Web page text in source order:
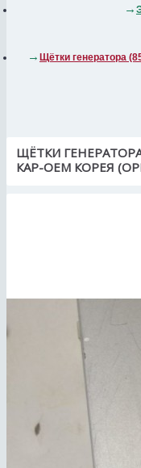
Щётки генератора
ЩЁТКИ
КАР-ОЕМ КОРЕЯ